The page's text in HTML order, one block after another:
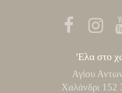
'Ελα στο
Αγίου
Χαλάνδρι 152